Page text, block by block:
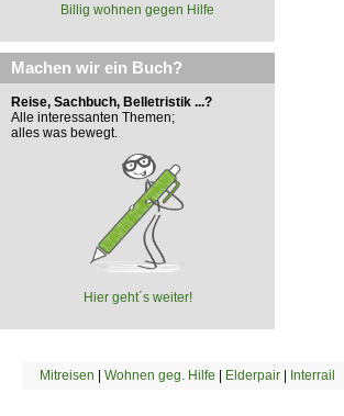
Billig wohnen gegen Hilfe
Machen wir ein Buch?
Reise, Sachbuch, Belletristik ...?
Alle interessanten Themen;
alles was bewegt.
Hier geht´s weiter!
Mitreisen | Wohnen geg. Hilfe | Elderpair| Interrail